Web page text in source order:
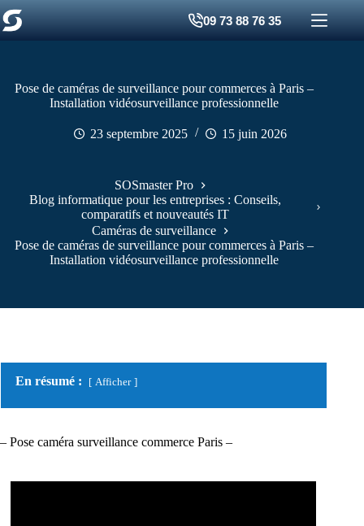
Passer
au
contenu
09 73 88 76 35
Pose de caméras de surveillance pour commerces à Paris –
Installation vidéosurveillance professionnelle
23 septembre 2025 15 juin 2026
SOSmaster Pro
Blog informatique pour les entreprises : Conseils,
comparatifs et nouveautés IT
Caméras de surveillance
Pose de caméras de surveillance pour commerces à Paris –
Installation vidéosurveillance professionnelle
En résumé : Afficher
– Pose caméra surveillance commerce Paris –